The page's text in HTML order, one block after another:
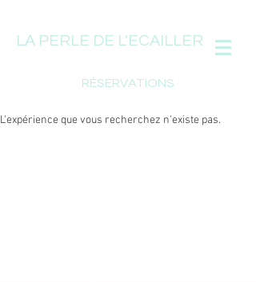
LA PERLE DE L'ECAILLER
RÉSERVATIONS
L'expérience que vous recherchez n'existe pas.